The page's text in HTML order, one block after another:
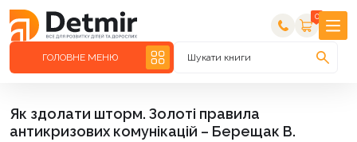
0
ГОЛОВНЕ МЕНЮ Шукати книги
Як здолати шторм. Золоті правила
антикризових комунікацій – Берещак В.